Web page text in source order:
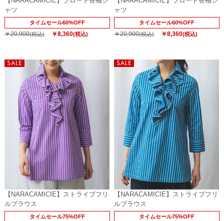
ャツ
タイムセール60%OFF
￥20,900(税込) ￥8,360(税込)
ャツ
タイムセール60%OFF
￥20,900(税込) ￥8,360(税込)
【NARACAMICIE】ストライプフリ
ルブラウス
タイムセール75%OFF
【NARACAMICIE】ストライプフリ
ルブラウス
タイムセール75%OFF